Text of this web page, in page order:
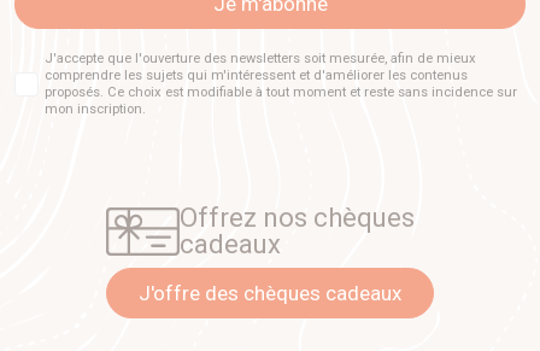
J'accepte que l'ouverture des newsletters soit mesurée, afin de mieux
comprendre les sujets qui m'intéressent et d'améliorer les contenus
proposés. Ce choix est modifiable à tout moment et reste sans incidence sur
mon inscription.
Offrez nos chèques
cadeaux
J'offre des chèques cadeaux